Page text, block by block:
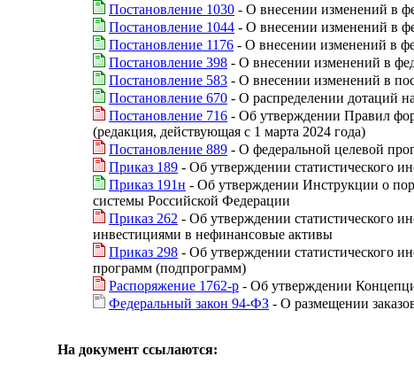
Постановление 1030 - О внесении изменений в
Постановление 1044 - О внесении изменений в
Постановление 1176 - О внесении изменений в
Постановление 398 - О внесении изменений в
Постановление 583 - О внесении изменений в
Постановление 670 - О распределении дотаций
Постановление 716 - Об утверждении Правил
(редакция, действующая с 1 марта 2024 года)
Постановление 889 - О федеральной целевой
Приказ 189 - Об утверждении статистического
Приказ 191н - Об утверждении Инструкции о
системы Российской Федерации
Приказ 262 - Об утверждении статистического
инвестициями в нефинансовые активы
Приказ 298 - Об утверждении статистического
программ (подпрограмм)
Распоряжение 1762-р - Об утверждении
Федеральный закон 94-ФЗ - О размещении
На документ ссылаются: